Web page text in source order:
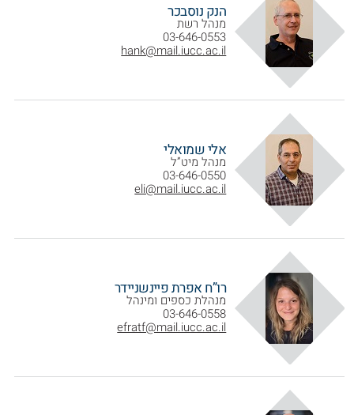
הנק נוסבכר
מנהל רשת
03-646-0553
hank@mail.iucc.ac.il
אלי שמואלי
מנהל מיט”ל
03-646-0550
eli@mail.iucc.ac.il
רו”ח אפרת פיינשניידר
מנהלת כספים ומינהל
03-646-0558
efratf@mail.iucc.ac.il